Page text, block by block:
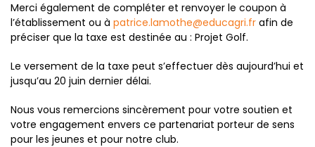
Merci également de compléter et renvoyer le coupon à
l’établissement ou à patrice.lamothe@educagri.fr afin de
préciser que la taxe est destinée au : Projet Golf.
Le versement de la taxe peut s’effectuer dès aujourd’hui et
jusqu’au 20 juin dernier délai.
Nous vous remercions sincèrement pour votre soutien et
votre engagement envers ce partenariat porteur de sens
pour les jeunes et pour notre club.